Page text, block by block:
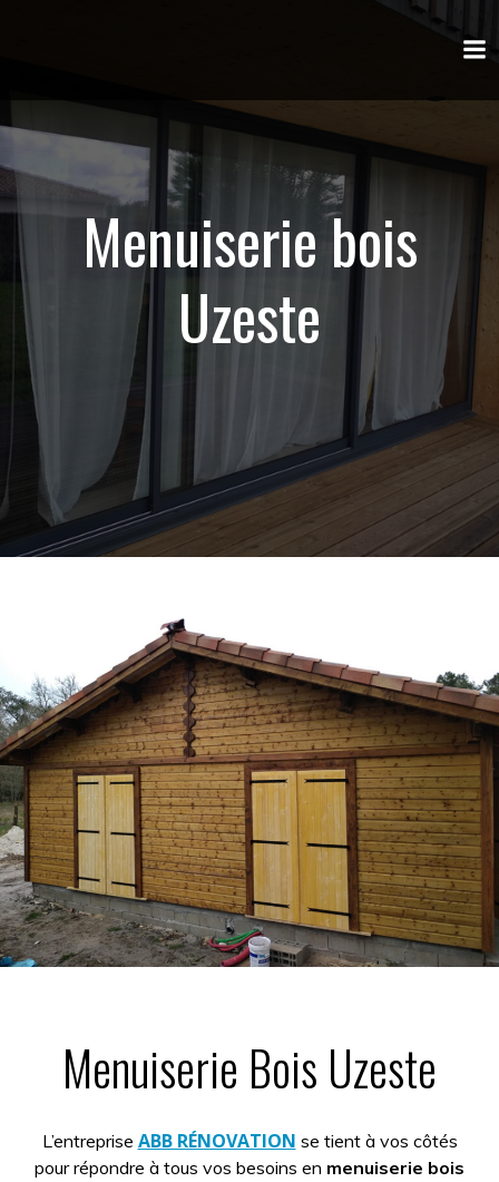
Menuiserie bois
Uzeste
Menuiserie Bois Uzeste
L’entreprise ABB RÉNOVATION se tient à vos côtés
pour répondre à tous vos besoins en menuiserie bois